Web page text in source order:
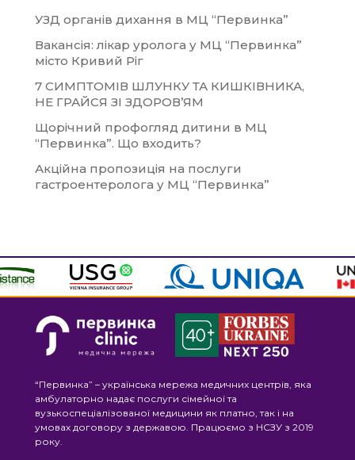
УЗД органів дихання в МЦ “Первинка”
Вакансія: лікар уролога у МЦ “Первинка”
місто Кривий Ріг
7 СИМПТОМІВ ШЛУНКУ ТА КИШКІВНИКА,
НЕ ГРАЙСЯ ЗІ ЗДОРОВ’ЯМ
Щорічний профогляд дитини в МЦ
“Первинка”. Що входить?
Акційна пропозиція на послуги
гастроентеролога у МЦ “Первинка”
“Первинка” – українська мережа медичних центрів, яка
амбулаторно надає послуги сімейної та
вузькоспеціалізованої медицини як платно, так і на
умовах договору з державою. Працюємо з НСЗУ з 2019
року.